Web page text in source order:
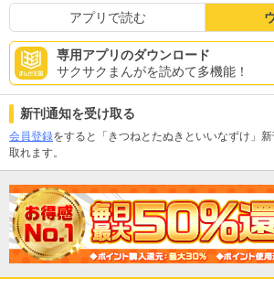
アプリで読む
専用アプリのダウンロード
サクサクまんがを読めて多機能！
新刊通知を受け取る
会員登録をすると「きつねとたぬきといいなずけ」
取れます。